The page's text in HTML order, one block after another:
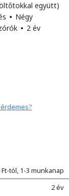
együtt)
• Négy
• 2 év
Ft-tól, 1-3 munkanap
2 év